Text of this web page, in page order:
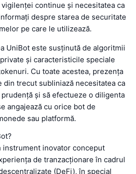
continue și necesitatea ca
despre starea de securitate
pe care le utilizează.
UniBot este susținută de algoritmii
și caracteristicile speciale
Cu toate acestea, prezența
din trecut subliniază necesitatea ca
și să efectueze o diligenta
angajează cu orice bot de
sau platformă.
instrument inovator conceput
de tranzacționare în cadrul
(DeFi), în special